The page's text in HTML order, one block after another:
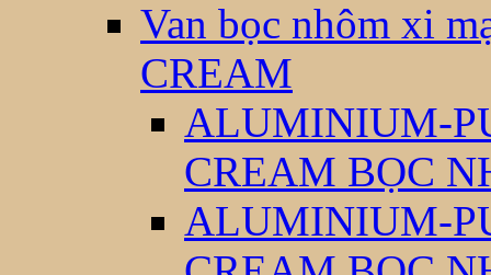
Van bọc nhôm xi
CREAM
ALUMINIUM-
CREAM BỌC
ALUMINIUM-